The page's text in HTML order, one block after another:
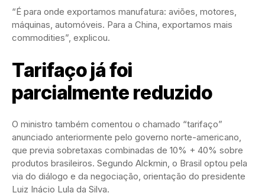
“É para onde exportamos manufatura: aviões, motores,
máquinas, automóveis. Para a China, exportamos mais
commodities”, explicou.
Tarifaço já foi
parcialmente reduzido
O ministro também comentou o chamado “tarifaço”
anunciado anteriormente pelo governo norte-americano,
que previa sobretaxas combinadas de 10% + 40% sobre
produtos brasileiros. Segundo Alckmin, o Brasil optou pela
via do diálogo e da negociação, orientação do presidente
Luiz Inácio Lula da Silva.